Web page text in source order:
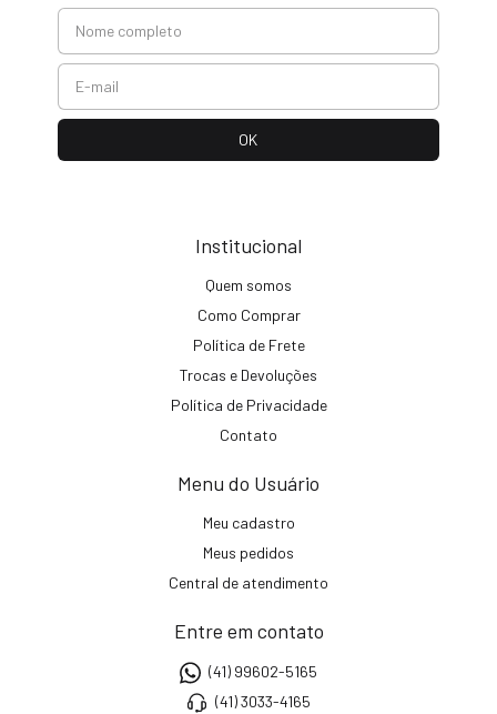
Institucional
Quem somos
Como Comprar
Política de Frete
Trocas e Devoluções
Política de Privacidade
Contato
Menu do Usuário
Meu cadastro
Meus pedidos
Central de atendimento
Entre em contato
(41) 99602-5165
(41) 3033-4165